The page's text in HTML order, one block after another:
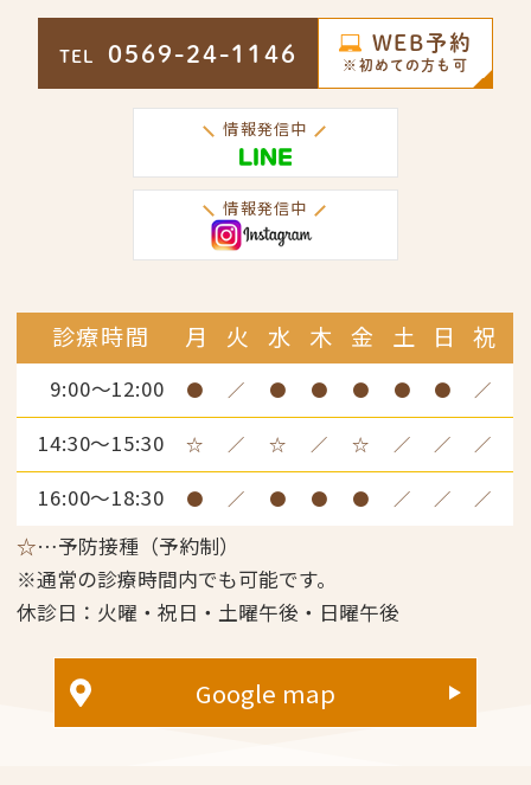
TEL 0569-24-1146 WEB予約
※初めての方も可
情報発信中
情報発信中
診療時間 月 火 水 木 金 土 日 祝
9:00～12:00 ● ／ ● ● ● ● ● ／
14:30～15:30 ☆ ／ ☆ ／ ☆ ／ ／ ／
16:00～18:30 ● ／ ● ● ● ／ ／ ／
☆…予防接種（予約制）
※通常の診療時間内でも可能です。
休診日：火曜・祝日・土曜午後・日曜午後
Google map